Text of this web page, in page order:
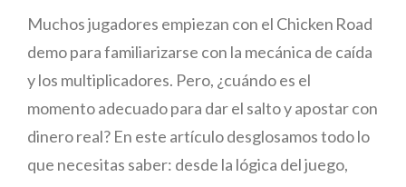
Muchos jugadores empiezan con el Chicken Road
demo para familiarizarse con la mecánica de caída
y los multiplicadores. Pero, ¿cuándo es el
momento adecuado para dar el salto y apostar con
dinero real? En este artículo desglosamos todo lo
que necesitas saber: desde la lógica del juego,